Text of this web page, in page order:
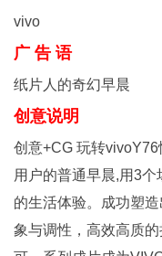
vivo
广 告 语
纸片人的奇幻早晨
创意说明
创意+CG 玩转
用户的普通早晨,用3
的生活体验。成功塑
象与调性，高效高质